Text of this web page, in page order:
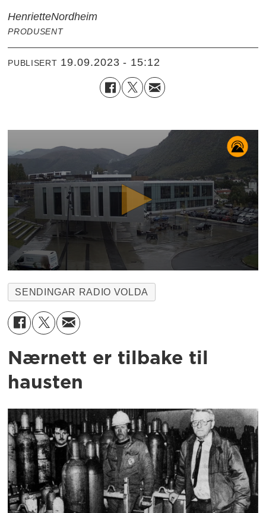
HenrietteNordheim
PRODUSENT
PUBLISERT 19.09.2023 - 15:12
SENDINGAR RADIO VOLDA
Nærnett er tilbake til
hausten